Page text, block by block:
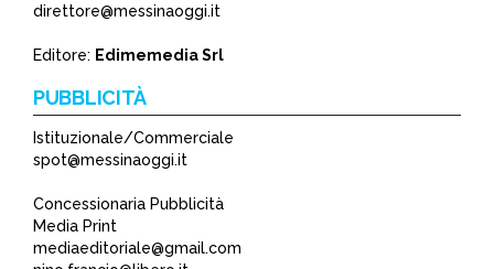
direttore@messinaoggi.it
Editore: Edimemedia Srl
PUBBLICITÀ
Istituzionale/Commerciale
spot@messinaoggi.it
Concessionaria Pubblicità
Media Print
mediaeditoriale@gmail.com